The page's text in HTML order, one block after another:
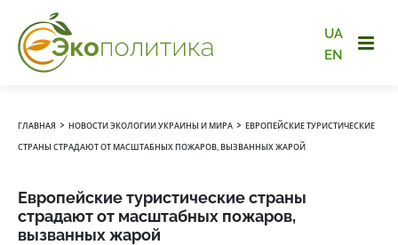
UA
EN
ГЛАВНАЯ › НОВОСТИ ЭКОЛОГИИ УКРАИНЫ И МИРА › ЕВРОПЕЙСКИЕ ТУРИСТИЧЕСКИЕ
СТРАНЫ СТРАДАЮТ ОТ МАСШТАБНЫХ ПОЖАРОВ, ВЫЗВАННЫХ ЖАРОЙ
Европейские туристические страны
страдают от масштабных пожаров,
вызванных жарой